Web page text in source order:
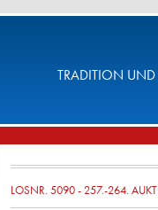
TRADITION UND
LOSNR. 5090 - 257.-264.